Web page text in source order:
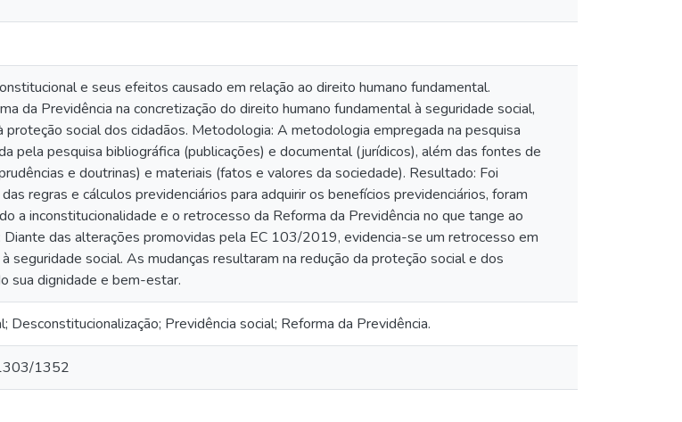
e seus efeitos causado em relação ao direito humano fundamental.
da Previdência na concretização do direito humano fundamental à seguridade social,
social dos cidadãos. Metodologia: A metodologia empregada na pesquisa
pela pesquisa bibliográfica (publicações) e documental (jurídicos), além das fontes de
e doutrinas) e materiais (fatos e valores da sociedade). Resultado: Foi
regras e cálculos previdenciários para adquirir os benefícios previdenciários, foram
a inconstitucionalidade e o retrocesso da Reforma da Previdência no que tange ao
Diante das alterações promovidas pela EC 103/2019, evidencia-se um retrocesso em
seguridade social. As mudanças resultaram na redução da proteção social e dos
sua dignidade e bem-estar.
Desconstitucionalização; Previdência social; Reforma da Previdência.
1352